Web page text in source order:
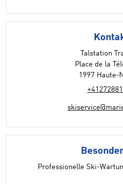
Talstation
Place de la
1997 Haute-
Professionelle Ski-